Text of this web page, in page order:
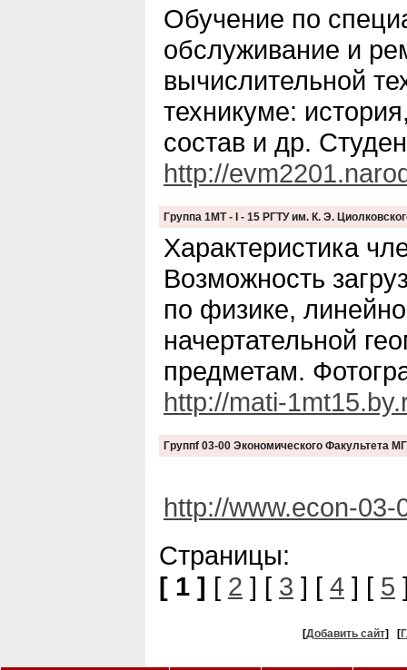
Обучение по
обслуживание и
вычислительной
техникуме:
состав и др.
http://
Группа 1МТ - I - 15 РГТУ им. К. Э.
Характеристика
Возможность
по физике,
начертательной
предметам.
http://mati-
Группf 03-00 Экономического Факультета
http://www.econ-03-
Страницы:
[ 1 ] [ 2 ] [ 3 ] [ 4 ] [ 5
[Добавить сайт] [